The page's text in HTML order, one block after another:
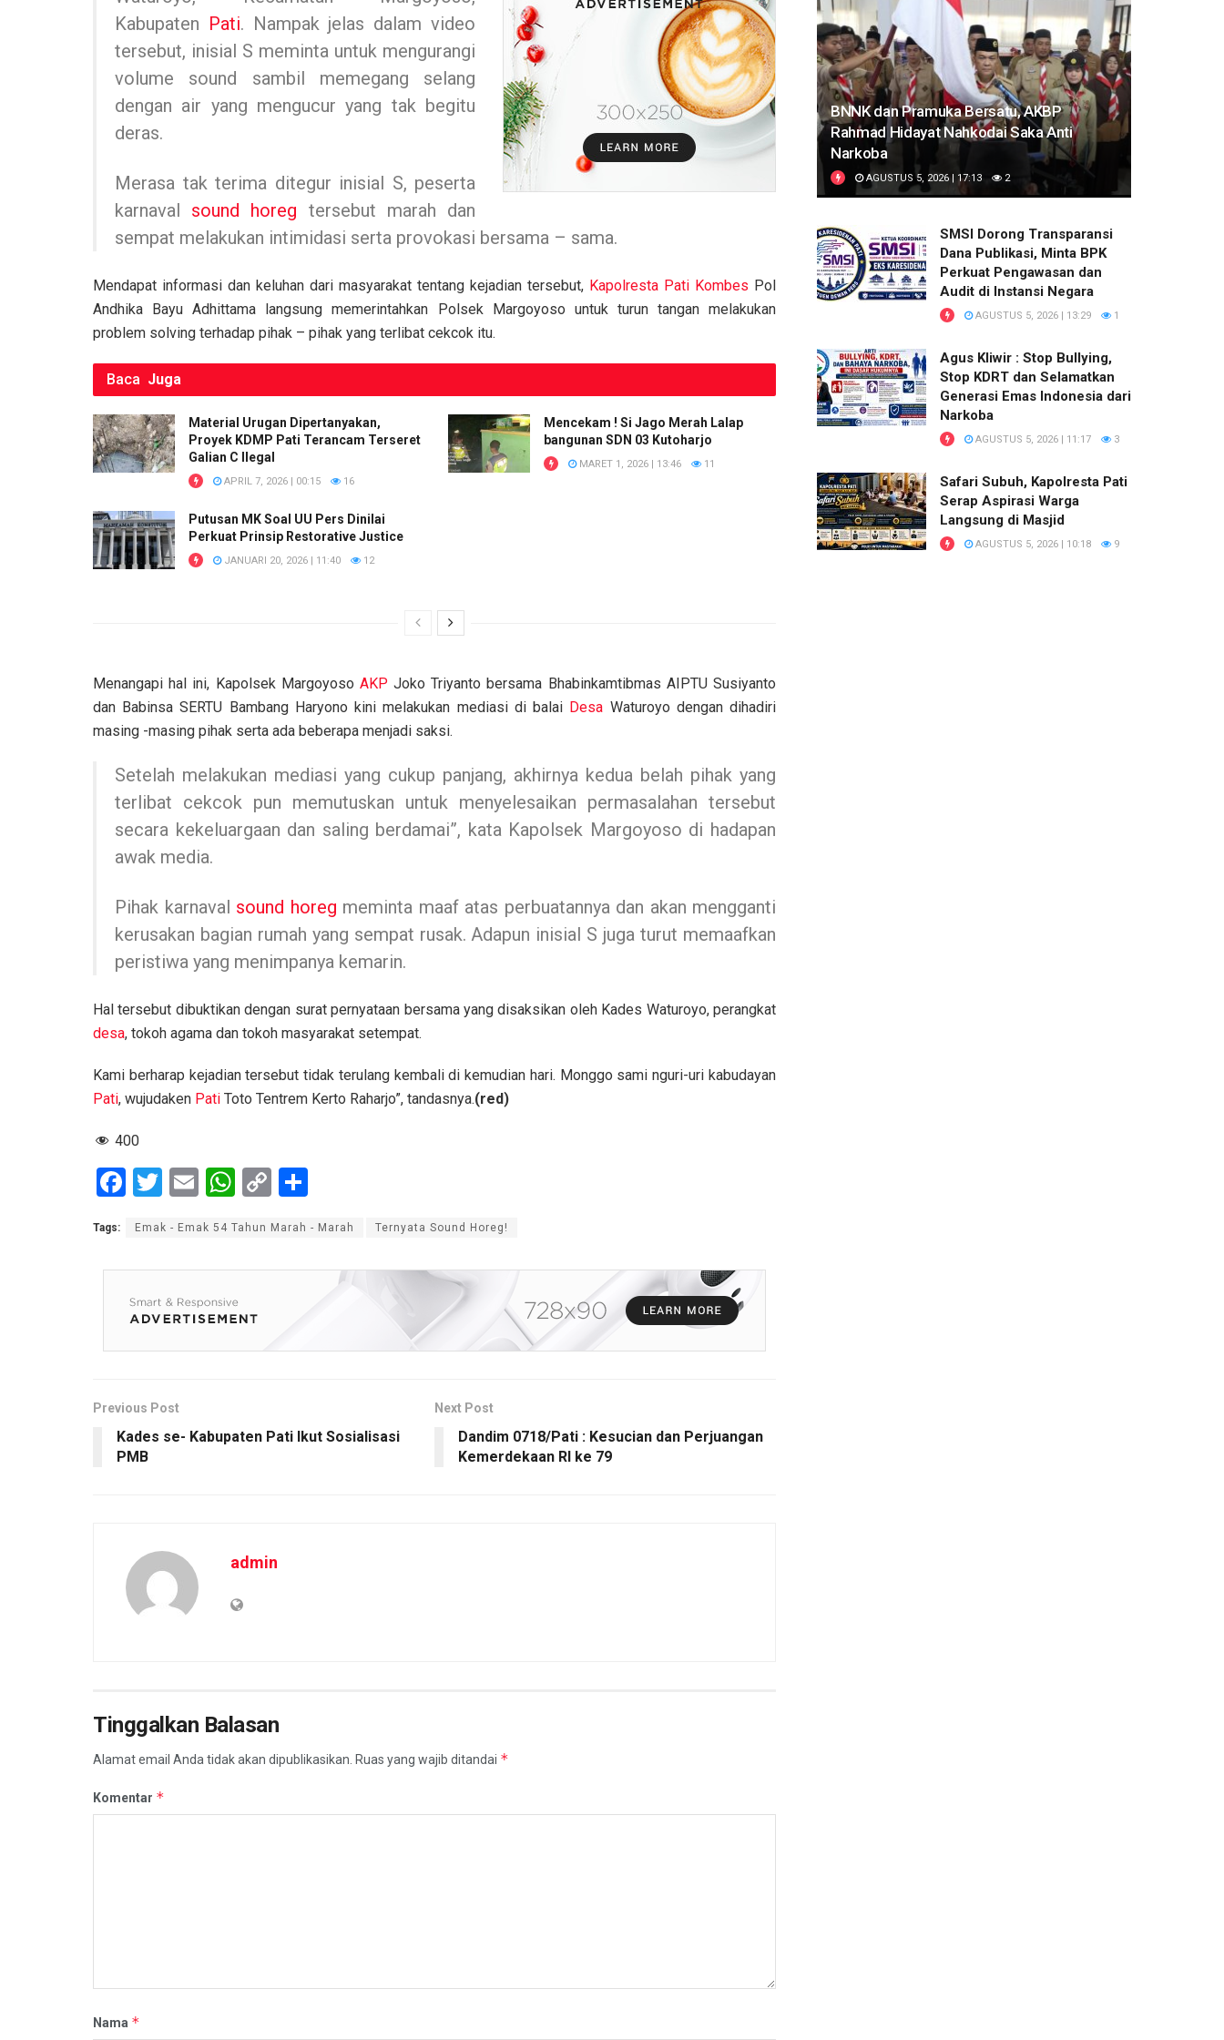
k
p
Kabupaten Pati. Nampak jelas dalam video
tersebut, inisial S meminta untuk mengurangi
volume sound sambil memegang selang
dengan air yang mengucur yang tak begitu
deras.
Merasa tak terima ditegur inisial S, peserta
karnaval sound horeg tersebut marah dan
sempat melakukan intimidasi serta provokasi bersama – sama.
Mendapat informasi dan keluhan dari masyarakat tentang kejadian tersebut, Kapolresta Pati Kombes Pol
Andhika Bayu Adhittama langsung memerintahkan Polsek Margoyoso untuk turun tangan melakukan
problem solving terhadap pihak – pihak yang terlibat cekcok itu.
Baca Juga
Material Urugan Dipertanyakan,
Proyek KDMP Pati Terancam Terseret
Galian C Ilegal
APRIL 7, 2026 | 00:15 16
Mencekam ! Si Jago Merah Lalap
bangunan SDN 03 Kutoharjo
MARET 1, 2026 | 13:46 11
Putusan MK Soal UU Pers Dinilai
Perkuat Prinsip Restorative Justice
JANUARI 20, 2026 | 11:40 12
Menangapi hal ini, Kapolsek Margoyoso AKP Joko Triyanto bersama Bhabinkamtibmas AIPTU Susiyanto
dan Babinsa SERTU Bambang Haryono kini melakukan mediasi di balai Desa Waturoyo dengan dihadiri
masing -masing pihak serta ada beberapa menjadi saksi.
Setelah melakukan mediasi yang cukup panjang, akhirnya kedua belah pihak yang
terlibat cekcok pun memutuskan untuk menyelesaikan permasalahan tersebut
secara kekeluargaan dan saling berdamai”, kata Kapolsek Margoyoso di hadapan
awak media.
Pihak karnaval sound horeg meminta maaf atas perbuatannya dan akan mengganti
kerusakan bagian rumah yang sempat rusak. Adapun inisial S juga turut memaafkan
peristiwa yang menimpanya kemarin.
Hal tersebut dibuktikan dengan surat pernyataan bersama yang disaksikan oleh Kades Waturoyo, perangkat
desa, tokoh agama dan tokoh masyarakat setempat.
Kami berharap kejadian tersebut tidak terulang kembali di kemudian hari. Monggo sami nguri-uri kabudayan
Pati, wujudaken Pati Toto Tentrem Kerto Raharjo”, tandasnya.(red)
400
F
ce
b
o
o
k
T
tt
er
E
ail
W
at
s
A
p
p
C
py
Li
ar
e
Tags: Emak - Emak 54 Tahun Marah - Marah Ternyata Sound Horeg!
Previous Post
Kades se- Kabupaten Pati Ikut Sosialisasi
PMB
Next Post
Dandim 0718/Pati : Kesucian dan Perjuangan
Kemerdekaan RI ke 79
admin
Tinggalkan Balasan
Alamat email Anda tidak akan dipublikasikan. Ruas yang wajib ditandai *
Komentar *
Nama *
BNNK dan Pramuka Bersatu, AKBP
Rahmad Hidayat Nahkodai Saka Anti
Narkoba
AGUSTUS 5, 2026 | 17:13 2
SMSI Dorong Transparansi
Dana Publikasi, Minta BPK
Perkuat Pengawasan dan
Audit di Instansi Negara
AGUSTUS 5, 2026 | 13:29 1
Agus Kliwir : Stop Bullying,
Stop KDRT dan Selamatkan
Generasi Emas Indonesia dari
Narkoba
AGUSTUS 5, 2026 | 11:17 3
Safari Subuh, Kapolresta Pati
Serap Aspirasi Warga
Langsung di Masjid
AGUSTUS 5, 2026 | 10:18 9